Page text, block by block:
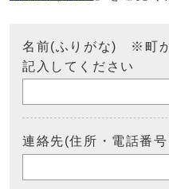
名前(ふりがな) ※町か
記入してください
連絡先(住所・電話番